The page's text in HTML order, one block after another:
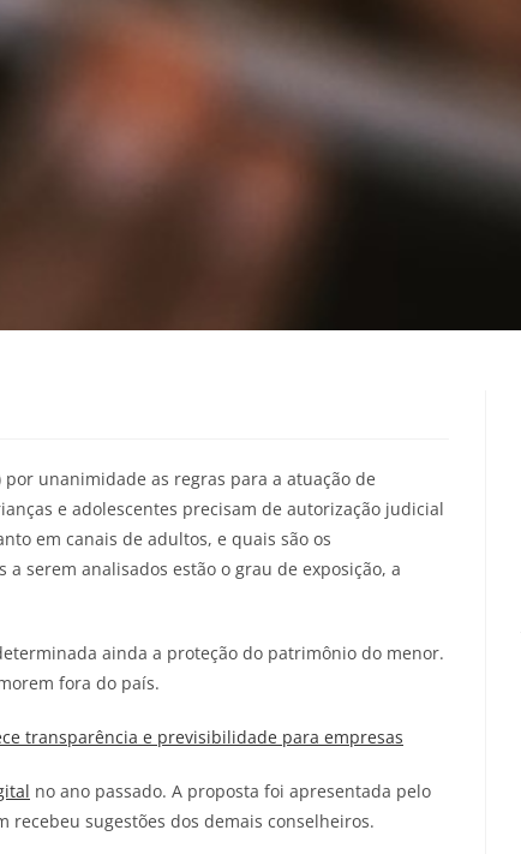
por unanimidade as regras para a atuação de
e adolescentes precisam de autorização judicial
em canais de adultos, e quais são os
serem analisados estão o grau de exposição, a
ainda a proteção do patrimônio do menor.
fora do país.
transparência e previsibilidade para empresas
no ano passado. A proposta foi apresentada pelo
recebeu sugestões dos demais conselheiros.